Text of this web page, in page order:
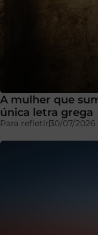
A mulher que
única letra grega
Para refletir30/07/2026